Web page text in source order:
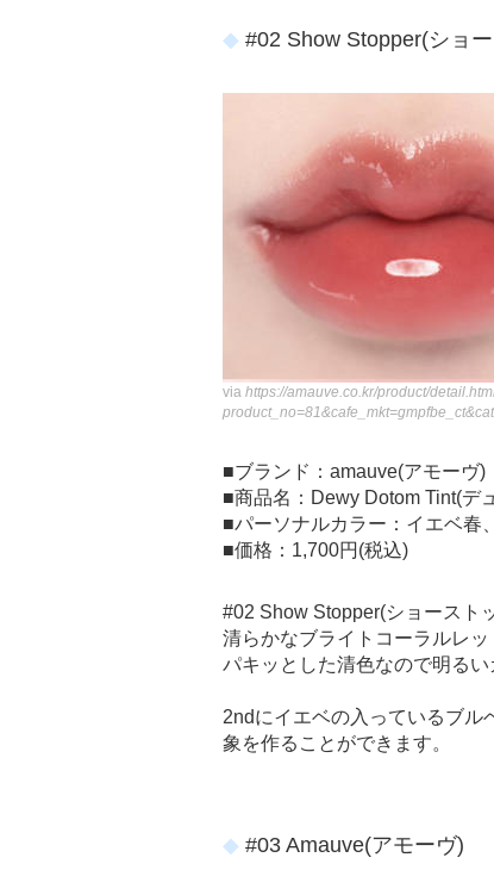
#02 Show Stopper(ショ
via https://amauve.co.kr/product/
■ブランド：amauve(アモーヴ)
■商品名：Dewy Dotom Tint(デ
■パーソナルカラー：イエベ春
■価格：1,700円(税込)
#02 Show Stopper(ショースト
清らかなブライトコーラルレッ
パキッとした清色なので明る
2ndにイエベの入っているブ
象を作ることができます。
#03 Amauve(アモーヴ)